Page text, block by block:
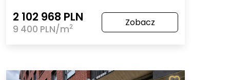
2 102 968 PLN
9 400 PLN/m2 Zobacz